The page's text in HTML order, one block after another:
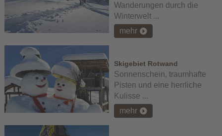
Wanderungen durch die
Winterwelt ...
mehr
Skigebiet Rotwand
Sonnenschein, traumhafte
Pisten und eine herrliche
Kulisse ...
mehr